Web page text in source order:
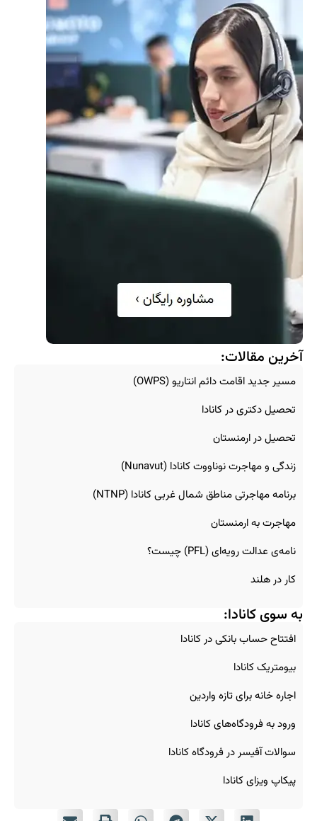
آخرین مقالات:
مسیر جدید اقامت دائم انتاریو (OWPS)
تحصیل دکتری در کانادا
تحصیل در ارمنستان
زندگی و مهاجرت نوناووت کانادا (Nunavut)
برنامه مهاجرتی مناطق شمال غربی کانادا (NTNP)
مهاجرت به ارمنستان
نامه‌ی عدالت رویه‌ای (PFL) چیست؟
کار در هلند
به سوی کانادا:
افتتاح حساب بانکی در کانادا
بیومتریک کانادا
اجاره خانه برای تازه‌ واردین
ورود به فرودگاه‌های کانادا
سوالات آفیسر در فرودگاه کانادا
پیکاپ ویزای کانادا